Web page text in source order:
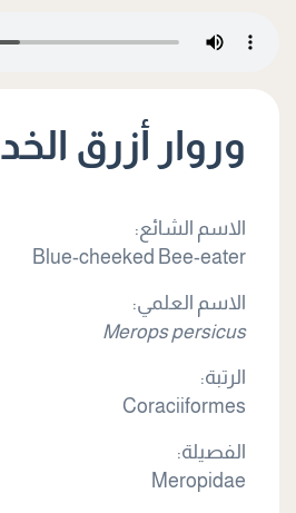
وروار أزرق الخد
الاسم الشائع:
Blue-cheeked Bee-eater
الاسم العلمي:
Merops persicus
الرتبة:
Coraciiformes
الفصيلة:
Meropidae